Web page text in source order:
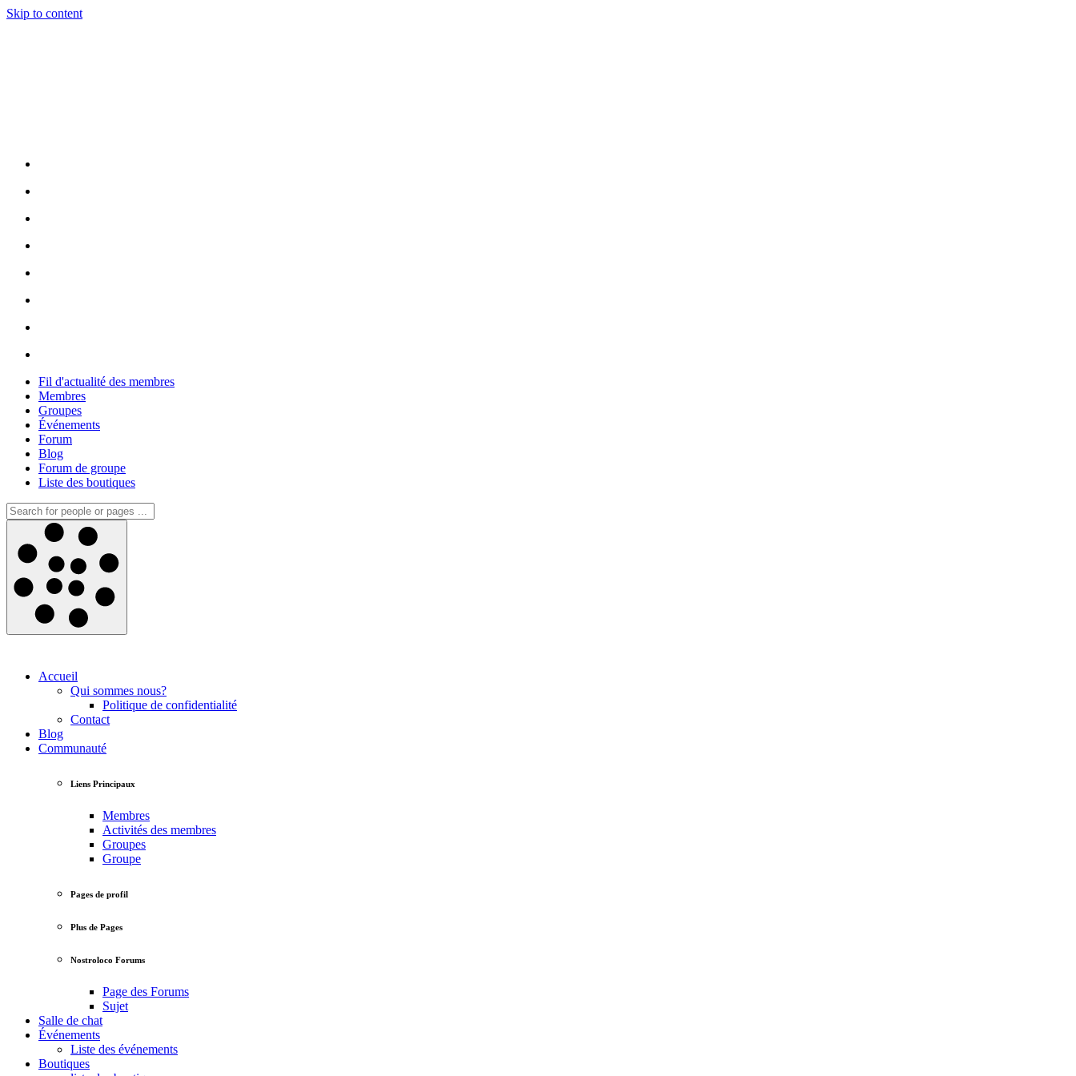
Skip to content
Fil d'actualité des membres
Membres
Groupes
Événements
Forum
Blog
Forum de groupe
Liste des boutiques
Accueil
Qui sommes nous?
Politique de confidentialité
Contact
Blog
Communauté
Liens Principaux
Membres
Activités des membres
Groupes
Groupe
Pages de profil
Plus de Pages
Nostroloco Forums
Page des Forums
Sujet
Salle de chat
Événements
Liste des événements
Boutiques